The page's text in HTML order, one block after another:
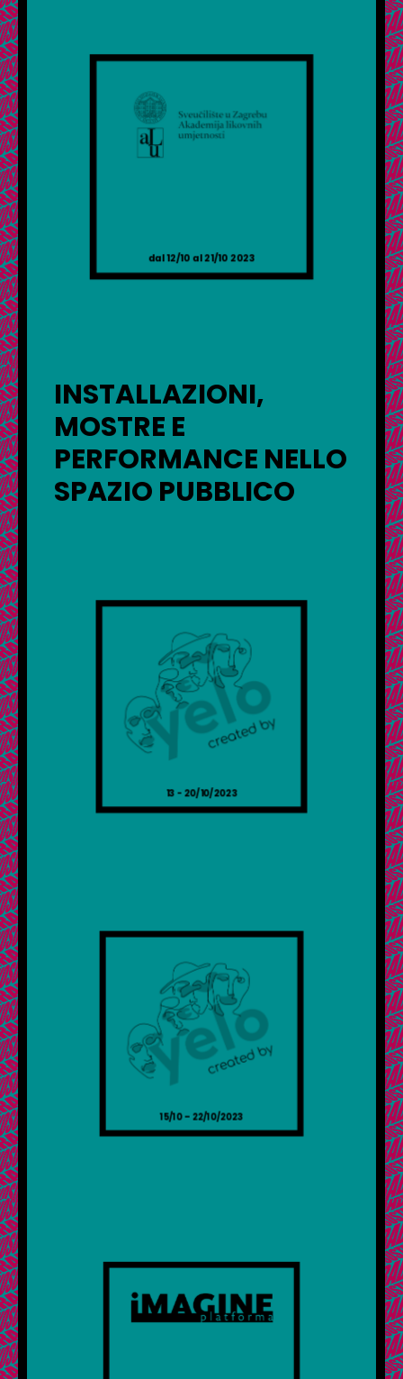
dal 12/10 al 21/10 2023
INSTALLAZIONI,
MOSTRE E
PERFORMANCE NELLO
SPAZIO PUBBLICO
13 - 20/10/2023
15/10 – 22/10/2023